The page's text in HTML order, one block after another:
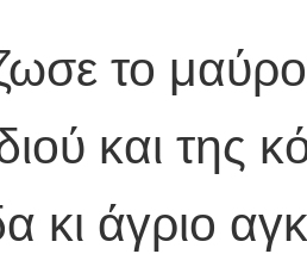
το
και της
κι άγριο